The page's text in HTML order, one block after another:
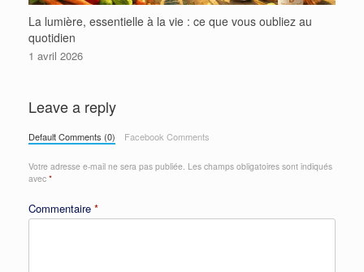
La lumière, essentielle à la vie : ce que vous oubliez au
quotidien
1 avril 2026
Leave a reply
Default Comments (0) Facebook Comments
Votre adresse e-mail ne sera pas publiée. Les champs obligatoires sont indiqués
avec *
Commentaire *